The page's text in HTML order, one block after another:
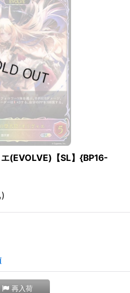
(EVOLVE)【SL】{BP16-
再入荷